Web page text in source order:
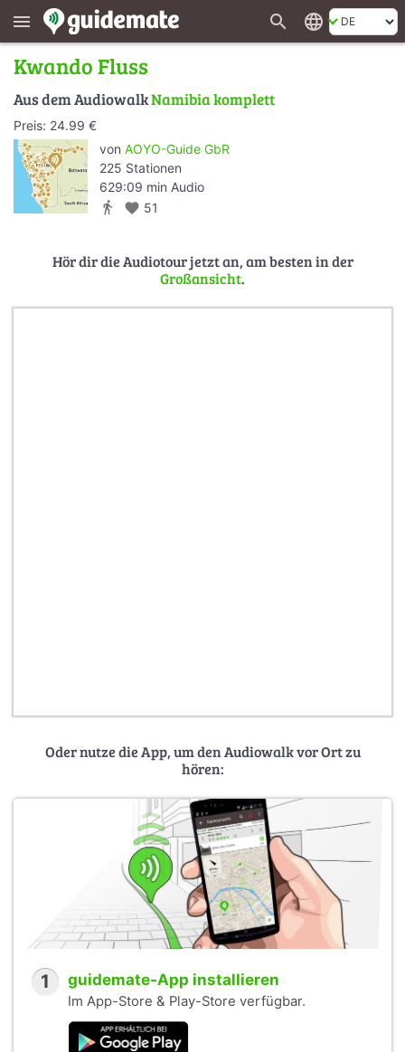
menu search language
Kwando Fluss
Aus dem AudiowalkNamibia komplett
Preis: 24.99 €
von AOYO-Guide GbR
225 Stationen
629:09 min Audio
directions_walk favorite 51
Hör dir die Audiotour jetzt an, am besten in der
Großansicht.
Oder nutze die App, um den Audiowalk vor Ort zu
hören:
1 guidemate-App installieren
Im App-Store & Play-Store verfügbar.